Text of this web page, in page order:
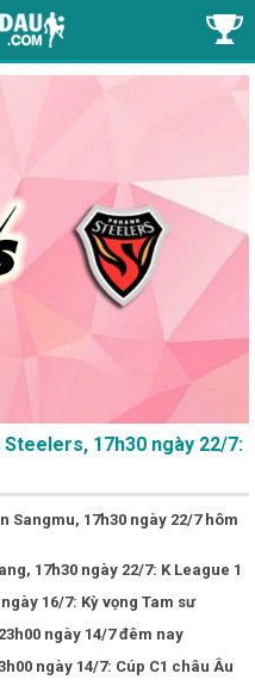
17h30 ngày 22/7:
Sangmu, 17h30 ngày 22/7 hôm
17h30 ngày 22/7: K League 1
16/7: Kỳ vọng Tam sư
ngày 14/7 đêm nay
ngày 14/7: Cúp C1 châu Âu